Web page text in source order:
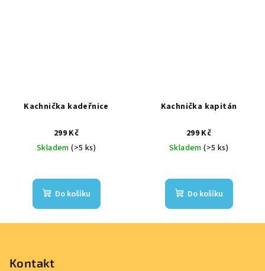
Kachnička kadeřnice
299 Kč
Skladem(>5 ks)
Do košíku
Kachnička kapitán
299 Kč
Skladem(>5 ks)
Do košíku
Kontakt